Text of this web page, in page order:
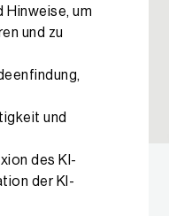
Hinweise, um
und zu
und
des KI-
der KI-